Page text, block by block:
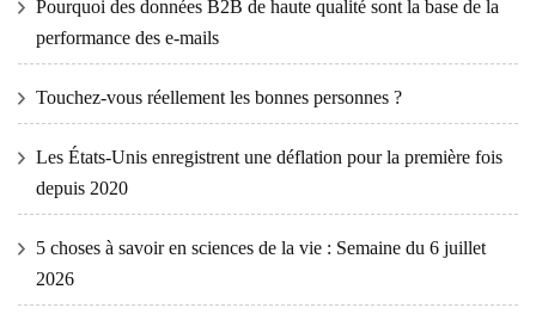
Pourquoi des données B2B de haute qualité sont la base de la
performance des e-mails
Touchez-vous réellement les bonnes personnes ?
Les États-Unis enregistrent une déflation pour la première fois
depuis 2020
5 choses à savoir en sciences de la vie : Semaine du 6 juillet
2026